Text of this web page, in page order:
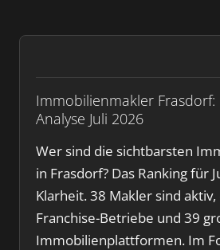
Immobilienmakler Frasdorf:
Analyse Juli 2026
Wer sind die sichtbarsten
in Frasdorf? Das Ranking für
Klarheit. 38 Makler sind
Franchise-Betriebe und 39
Immobilienplattformen. Im